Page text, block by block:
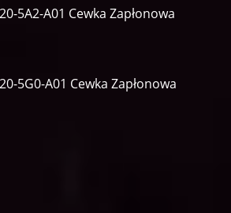
5A2-A01 Cewka Zapłonowa
5G0-A01 Cewka Zapłonowa